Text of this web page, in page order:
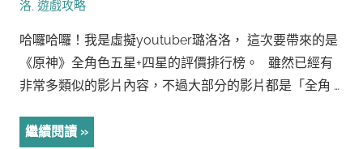
洛, 遊戲攻略
哈囉哈囉！我是虛擬youtuber璐洛洛， 這次要帶來的是
《原神》全角色五星+四星的評價排行榜。 雖然已經有
非常多類似的影片內容，不過大部分的影片都是「全角 …
繼續閱讀